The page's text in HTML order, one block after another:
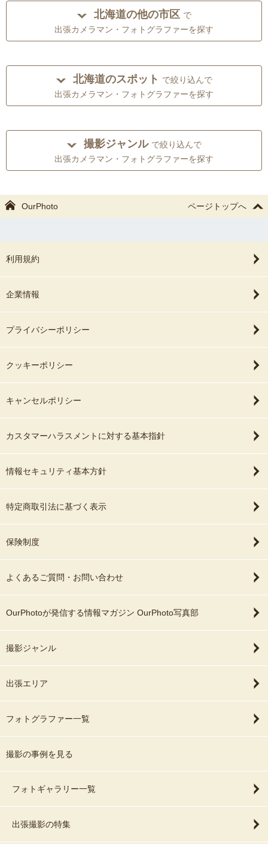
北海道の他の市区 で
出張カメラマン・フォトグラファーを探す
北海道のスポット で絞り込んで
出張カメラマン・フォトグラファーを探す
撮影ジャンル で絞り込んで
出張カメラマン・フォトグラファーを探す
OurPhoto ページトップへ
利用規約
企業情報
プライバシーポリシー
クッキーポリシー
キャンセルポリシー
カスタマーハラスメントに対する基本指針
情報セキュリティ基本方針
特定商取引法に基づく表示
保険制度
よくあるご質問・お問い合わせ
OurPhotoが発信する情報マガジン OurPhoto写真部
撮影ジャンル
出張エリア
フォトグラファー一覧
撮影の事例を見る
フォトギャラリー一覧
出張撮影の特集